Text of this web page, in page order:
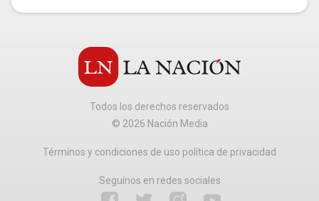
Todos los derechos reservados
© 2026 Nación Media
Términos y condiciones de uso política de privacidad
Seguínos en redes sociales